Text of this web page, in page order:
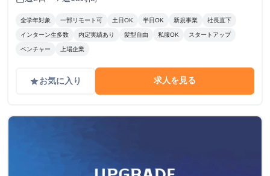
全学年対象 一部リモート可 土日OK 半日OK 新規事業 社長直下
インターン生多数 内定実績あり 髪型自由 私服OK スタートアップ
ベンチャー 上場企業
gradeお気に入り 求人を見る